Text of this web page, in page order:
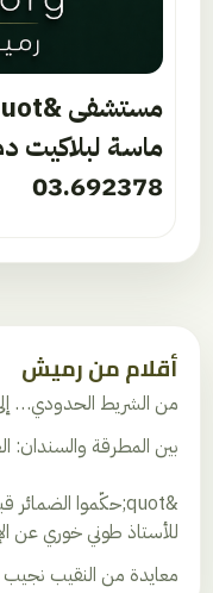
03.692378
أقلام من رميش
من الشريط الحدودي… إلى
بين المطرقة والسندان:
للأستاذ طوني خوري عن
معايدة من النقيب